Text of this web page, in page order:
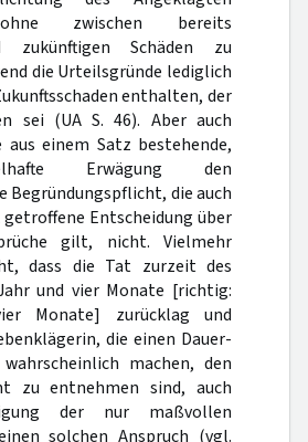
ohne zwischen bereits
zukünftigen Schäden zu
die Urteilsgründe lediglich
enthalten, der
sei (UA S. 46). Aber auch
einem Satz bestehende,
Erwägung den
Begründungspflicht, die auch
Entscheidung über
gilt, nicht. Vielmehr
dass die Tat zurzeit des
und vier Monate [richtig:
Monate] zurücklag und
die einen Dauer-
machen, den
zu entnehmen sind, auch
der nur maßvollen
solchen Anspruch (vgl.